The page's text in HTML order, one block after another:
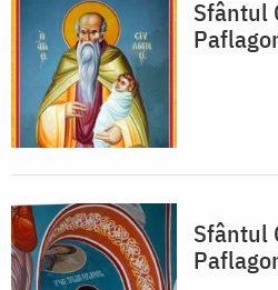
Sfântul
Sfântul